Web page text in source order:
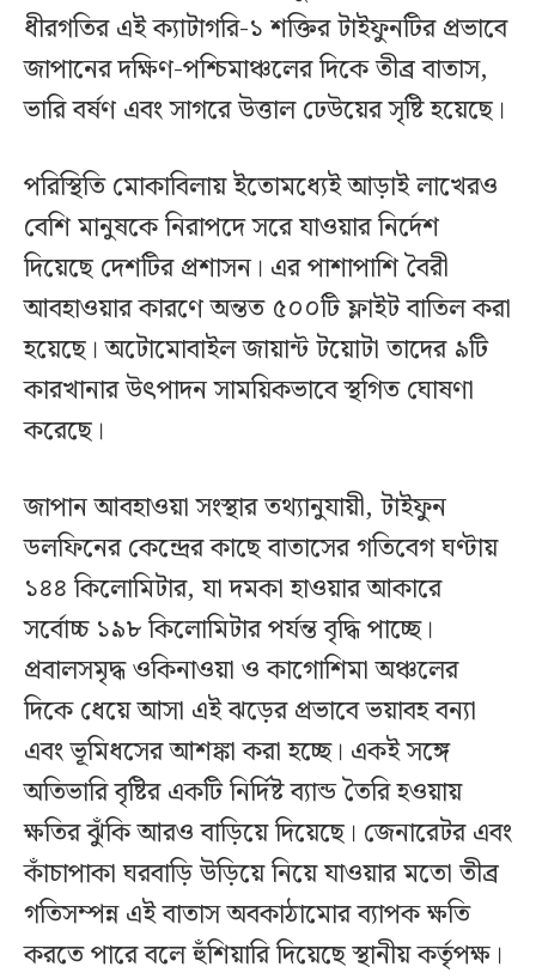
ধীরগতির এই ক্যাটাগরি-১ শক্তির টাইফুনটির প্রভাবে
জাপানের দক্ষিণ-পশ্চিমাঞ্চলের দিকে তীব্র বাতাস,
ভারি বর্ষণ এবং সাগরে উত্তাল ঢেউয়ের সৃষ্টি হয়েছে।
পরিস্থিতি মোকাবিলায় ইতোমধ্যেই আড়াই লাখেরও
বেশি মানুষকে নিরাপদে সরে যাওয়ার নির্দেশ
দিয়েছে দেশটির প্রশাসন। এর পাশাপাশি বৈরী
আবহাওয়ার কারণে অন্তত ৫০০টি ফ্লাইট বাতিল করা
হয়েছে। অটোমোবাইল জায়ান্ট টয়োটা তাদের ৯টি
কারখানার উৎপাদন সাময়িকভাবে স্থগিত ঘোষণা
করেছে।
জাপান আবহাওয়া সংস্থার তথ্যানুযায়ী, টাইফুন
ডলফিনের কেন্দ্রের কাছে বাতাসের গতিবেগ ঘণ্টায়
১৪৪ কিলোমিটার, যা দমকা হাওয়ার আকারে
সর্বোচ্চ ১৯৮ কিলোমিটার পর্যন্ত বৃদ্ধি পাচ্ছে।
প্রবালসমৃদ্ধ ওকিনাওয়া ও কাগোশিমা অঞ্চলের
দিকে ধেয়ে আসা এই ঝড়ের প্রভাবে ভয়াবহ বন্যা
এবং ভূমিধসের আশঙ্কা করা হচ্ছে। একই সঙ্গে
অতিভারি বৃষ্টির একটি নির্দিষ্ট ব্যান্ড তৈরি হওয়ায়
ক্ষতির ঝুঁকি আরও বাড়িয়ে দিয়েছে। জেনারেটর এবং
কাঁচাপাকা ঘরবাড়ি উড়িয়ে নিয়ে যাওয়ার মতো তীব্র
গতিসম্পন্ন এই বাতাস অবকাঠামোর ব্যাপক ক্ষতি
করতে পারে বলে হুঁশিয়ারি দিয়েছে স্থানীয় কর্তৃপক্ষ।